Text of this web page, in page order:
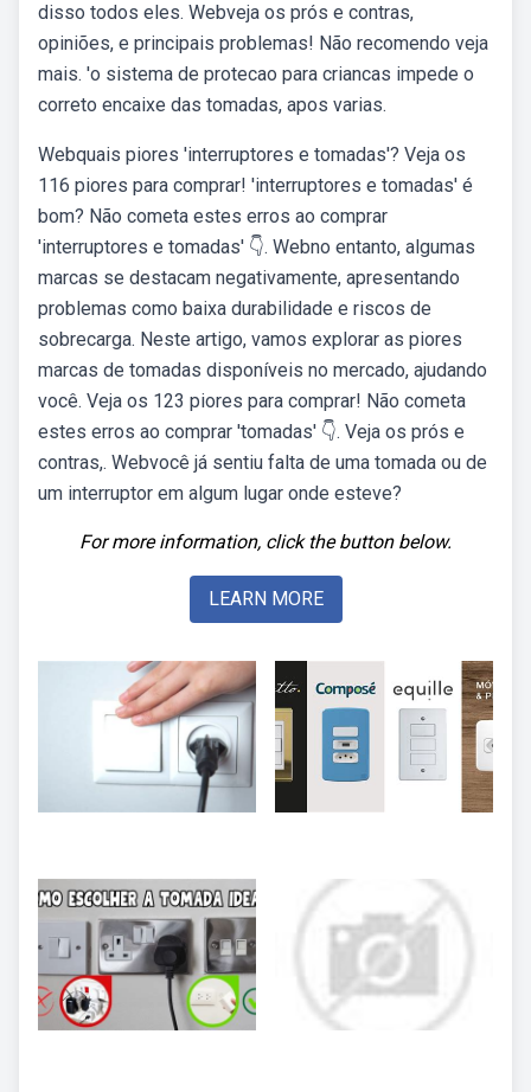
disso todos eles. Webveja os prós e contras,
opiniões, e principais problemas! Não recomendo veja
mais. 'o sistema de protecao para criancas impede o
correto encaixe das tomadas, apos varias.
Webquais piores 'interruptores e tomadas'? Veja os
116 piores para comprar! 'interruptores e tomadas' é
bom? Não cometa estes erros ao comprar
'interruptores e tomadas' 👇. Webno entanto, algumas
marcas se destacam negativamente, apresentando
problemas como baixa durabilidade e riscos de
sobrecarga. Neste artigo, vamos explorar as piores
marcas de tomadas disponíveis no mercado, ajudando
você. Veja os 123 piores para comprar! Não cometa
estes erros ao comprar 'tomadas' 👇. Veja os prós e
contras,. Webvocê já sentiu falta de uma tomada ou de
um interruptor em algum lugar onde esteve?
For more information, click the button below.
LEARN MORE